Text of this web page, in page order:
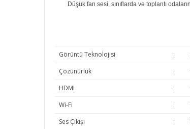
Düşük fan sesi, sınıflarda ve toplantı
Görüntü Teknolojisi :
Çözünürlük
:
HDMI
:
Wi-Fi
:
Ses Çıkışı
: